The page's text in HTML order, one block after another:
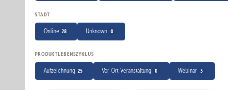
STADT
Online 28 Unknown 0
PRODUKTLEBENSZYKLUS
Aufzeichnung 25 Vor-Ort-Veranstaltung 0 Webinar 3